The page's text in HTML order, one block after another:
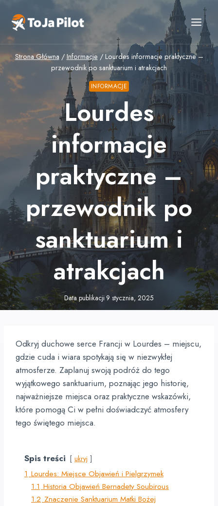
treści
Strona Główna / Informacje / Lourdes informacje praktyczne –
przewodnik po sanktuarium i atrakcjach
INFORMACJE
Lourdes
informacje
praktyczne –
przewodnik po
sanktuarium i
atrakcjach
Data publikacji 9 stycznia, 2025
Odkryj duchowe serce Francji w Lourdes – miejscu,
gdzie cuda i wiara spotykają się w niezwykłej
atmosferze. Zaplanuj swoją podróż do tego
wyjątkowego sanktuarium, poznając jego historię,
najważniejsze miejsca oraz praktyczne wskazówki,
które pomogą Ci w pełni doświadczyć atmosfery
tego świętego miejsca.
Spis treści ukryj
1 Lourdes: Miejsce Objawień i Pielgrzymek
1.1 Historia Objawień Bernadety Soubirous
1.2 Znaczenie Sanktuarium Matki Bożej